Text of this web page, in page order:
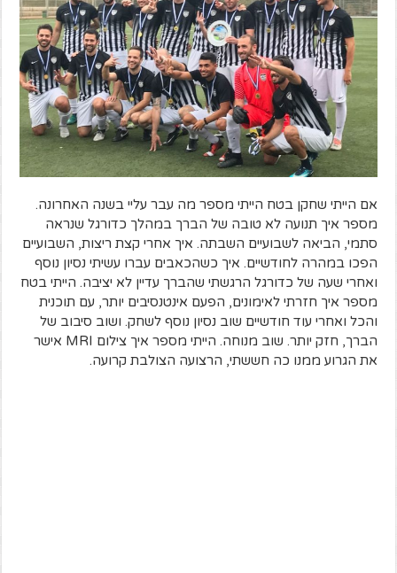
אם הייתי שחקן בטח הייתי מספר מה עבר עליי בשנה האחרונה.
מספר איך תנועה לא טובה של הברך במהלך כדורגל שנראה
סתמי, הביאה לשבועיים השבתה. איך אחרי קצת ריצות, השבועיים
הפכו במהרה לחודשיים. איך כשהכאבים עברו עשיתי נסיון נוסף
ואחרי שעה של כדורגל הרגשתי שהברך עדיין לא יציבה. הייתי בטח
מספר איך חזרתי לאימונים, הפעם אינטנסיבים יותר, עם תוכנית
והכל ואחרי עוד חודשיים שוב נסיון נוסף לשחק. ושוב סיבוב של
הברך, חזק יותר. שוב מנוחה. הייתי מספר איך צילום MRI אישר
את הגרוע ממנו כה חששתי, הרצועה הצולבת קרועה.